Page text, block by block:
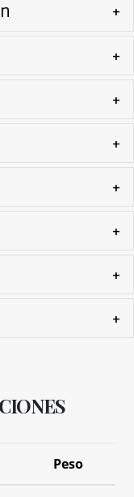
+
+
+
+
+
+
+
+
Peso